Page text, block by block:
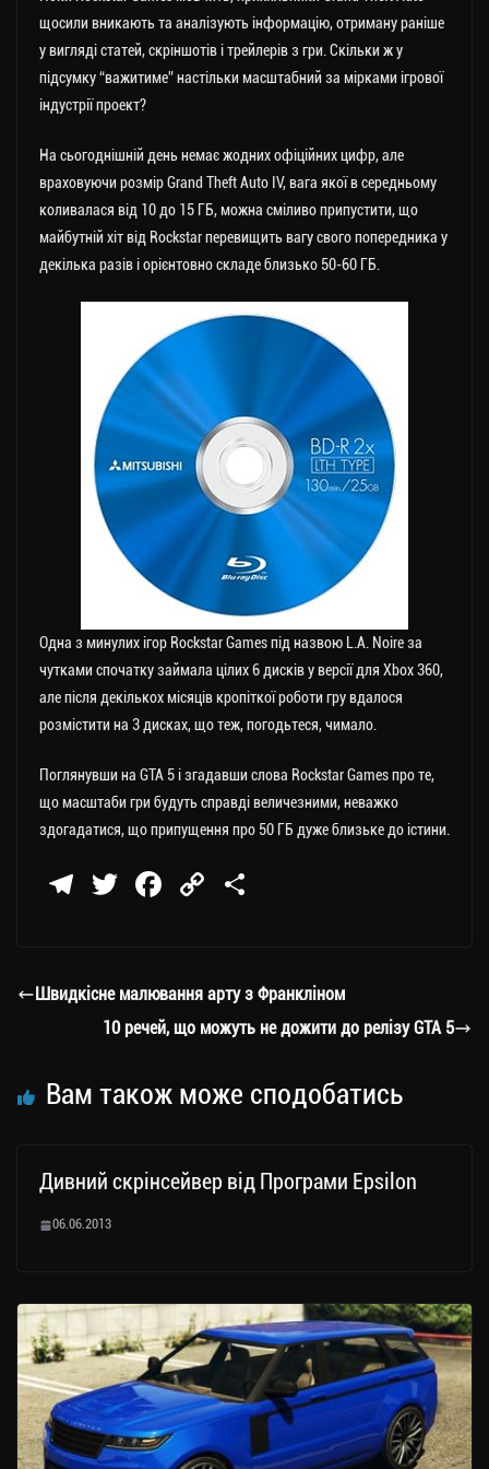
щосили вникають та аналізують інформацію, отриману раніше
у вигляді статей, скріншотів і трейлерів з гри. Скільки ж у
підсумку “важитиме” настільки масштабний за мірками ігрової
індустрії проект?
На сьогоднішній день немає жодних офіційних цифр, але
враховуючи розмір Grand Theft Auto IV, вага якої в середньому
коливалася від 10 до 15 ГБ, можна сміливо припустити, що
майбутній хіт від Rockstar перевищить вагу свого попередника у
декілька разів і орієнтовно складе близько 50-60 ГБ.
Одна з минулих ігор Rockstar Games під назвою L.A. Noire за
чутками спочатку займала цілих 6 дисків у версії для Xbox 360,
але після декількох місяців кропіткої роботи гру вдалося
розмістити на 3 дисках, що теж, погодьтеся, чимало.
Поглянувши на GTA 5 і згадавши слова Rockstar Games про те,
що масштаби гри будуть справді величезними, неважко
здогадатися, що припущення про 50 ГБ дуже близьке до істини.
Te
a
m
T
er
Fa
ok
C
Li
nk
ли
ти
Швидкісне малювання арту з Франкліном
10 речей, що можуть не дожити до релізу GTA 5
Вам також може сподобатись
Дивний скрінсейвер від Програми Epsilon
06.06.2013